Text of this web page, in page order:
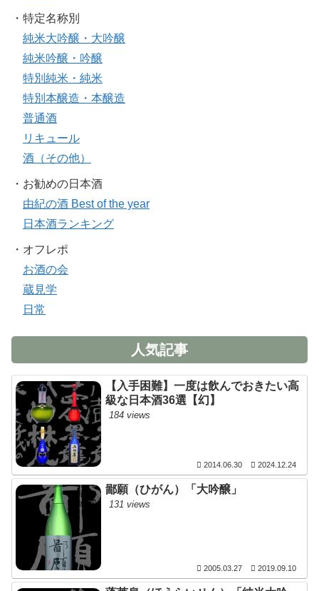
・特定名称別
純米大吟醸・大吟醸
純米吟醸・吟醸
特別純米・純米
特別本醸造・本醸造
普通酒
リキュール
酒（その他）
・お勧めの日本酒
由紀の酒 Best of the year
日本酒ランキング
・オフレポ
お酒の会
蔵見学
日常
人気記事
【入手困難】一度は飲んでおきたい高
級な日本酒36選【幻】
184 views
2014.06.30 2024.12.24
鄙願（ひがん）「大吟醸」
131 views
2005.03.27 2019.09.10